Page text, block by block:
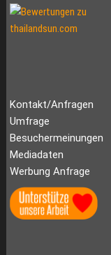
Kontakt/Anfragen
Umfrage
Besuchermeinungen
Mediadaten
Werbung Anfrage